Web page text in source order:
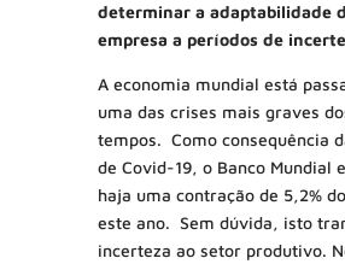
determinar a adaptabilidade
empresa a períodos de
A economia mundial está
uma das crises mais graves
tempos. Como consequência
de Covid-19, o Banco Mundial
haja uma contração de 5,2%
este ano. Sem dúvida, isto
incerteza ao setor produtivo.